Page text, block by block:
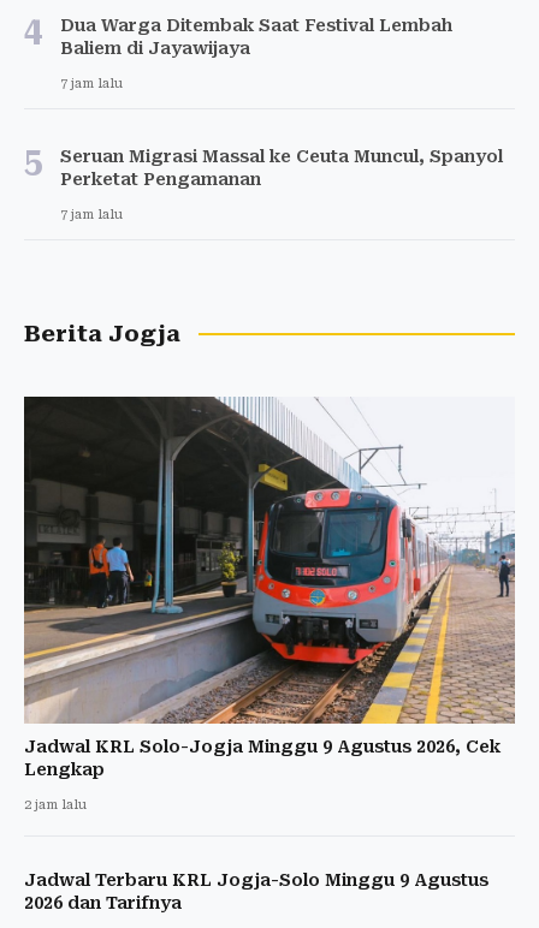
4
Dua Warga Ditembak Saat Festival Lembah
Baliem di Jayawijaya
7 jam lalu
5
Seruan Migrasi Massal ke Ceuta Muncul, Spanyol
Perketat Pengamanan
7 jam lalu
Berita Jogja
Jadwal KRL Solo-Jogja Minggu 9 Agustus 2026, Cek
Lengkap
2 jam lalu
Jadwal Terbaru KRL Jogja-Solo Minggu 9 Agustus
2026 dan Tarifnya